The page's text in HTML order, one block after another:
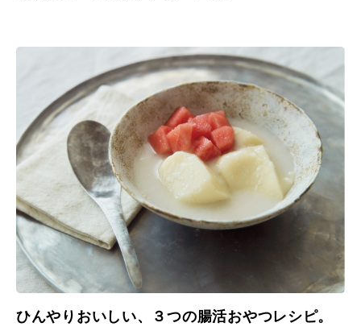
ひんやりおいしい、３つの腸活おやつレシピ。